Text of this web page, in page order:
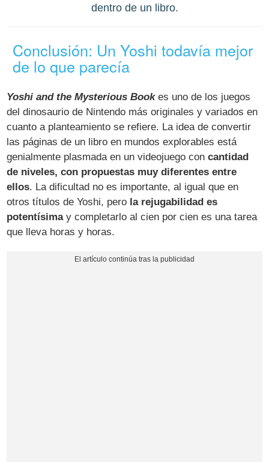
dentro de un libro.
Conclusión: Un Yoshi todavía mejor
de lo que parecía
Yoshi and the Mysterious Bookes uno de los juegos
del dinosaurio de Nintendo más originales y variados en
cuanto a planteamiento se refiere. La idea de convertir
las páginas de un libro en mundos explorables está
genialmente plasmada en un videojuego concantidad
de niveles, con propuestas muy diferentes entre
ellos. La dificultad no es importante, al igual que en
otros títulos de Yoshi, pero la rejugabilidad es
potentísimay completarlo al cien por cien es una tarea
que lleva horas y horas.